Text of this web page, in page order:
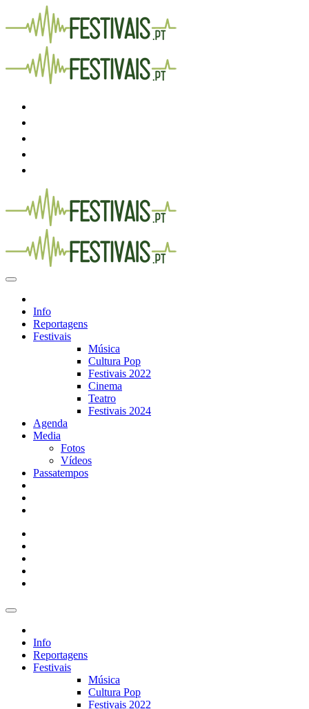
Info
Reportagens
Festivais
Música
Cultura Pop
Festivais 2022
Cinema
Teatro
Festivais 2024
Agenda
Media
Fotos
Vídeos
Passatempos
Info
Reportagens
Festivais
Música
Cultura Pop
Festivais 2022